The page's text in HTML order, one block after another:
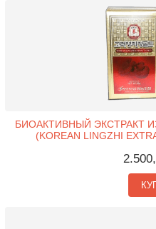
БИОАКТИВНЫЙ ЭКСТРАКТ
(KOREAN LINGZHI